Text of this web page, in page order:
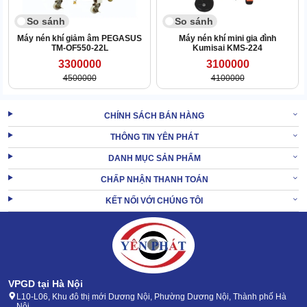
Do đó, người dùng có thể đặt để máy ở nhiều vị trí, không gian
hoặc cạnh các thiết bị khác mà không gây cản trở.
2.3 Chạy êm ái, không phát ra tiếng ồn to
So sánh
Máy nén khí giảm âm PEGASUS
TM-OF550-22L
3300000
4500000
So sánh
Máy nén khí mini gia đình
Kumisai KMS-224
3100000
4100000
CHÍNH SÁCH BÁN HÀNG
THÔNG TIN YÊN PHÁT
DANH MỤC SẢN PHẨM
CHẤP NHẬN THANH TOÁN
KẾT NỐI VỚI CHÚNG TÔI
VPGD tại Hà Nội
L10-L06, Khu đô thị mới Dương Nội, Phường Dương Nội, Thành phố Hà